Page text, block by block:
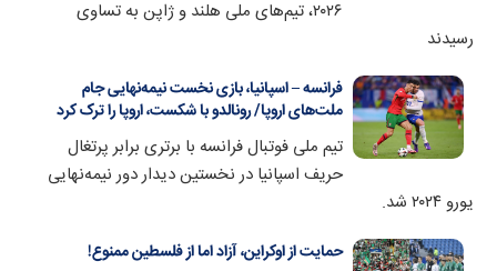
۲۰۲۶، تیم‌های ملی هلند و ژاپن به تساوی
رسیدند
فرانسه – اسپانیا، بازی نخست نیمه‌نهایی جام
ملت‌های اروپا/ رونالدو با شکست، اروپا را ترک کرد
تیم ملی فوتبال فرانسه با برتری برابر پرتغال
حریف اسپانیا در نخستین دیدار دور نیمه‌نهایی
یورو ۲۰۲۴ شد.
حمایت از اوکراین، آزاد اما از فلسطین ممنوع!